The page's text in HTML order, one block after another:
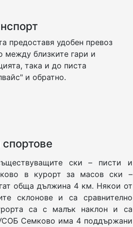
предоставя удобен превоз
между близките гари и
така и до писта
и обратно.
ски – писти и
в курорт за масов ски –
обща дължина 4 км. Някои от
склонове и са сравнително
са с малък наклон и са
Семково има 4 поддържани